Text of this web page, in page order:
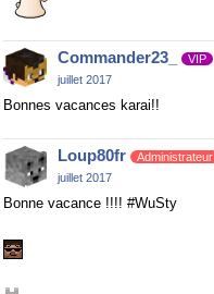
Commander23_
VIP
juillet 2017
Bonnes vacances karai!!
Loup80fr
Administrateur
juillet 2017
Bonne vacance !!!! #WuSty